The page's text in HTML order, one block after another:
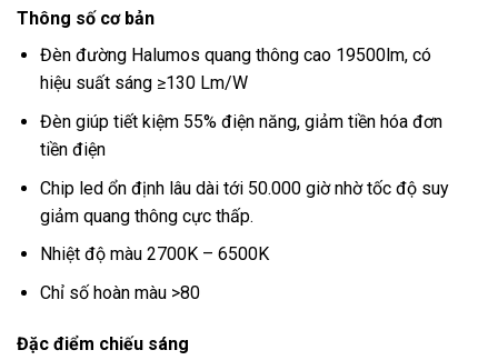
Thông số cơ bản
Đèn đường Halumos quang thông cao 19500lm, có
hiệu suất sáng ≥130 Lm/W
Đèn giúp tiết kiệm 55% điện năng, giảm tiền hóa đơn
tiền điện
Chip led ổn định lâu dài tới 50.000 giờ nhờ tốc độ suy
giảm quang thông cực thấp.
Nhiệt độ màu 2700K – 6500K
Chỉ số hoàn màu >80
Đặc điểm chiếu sáng